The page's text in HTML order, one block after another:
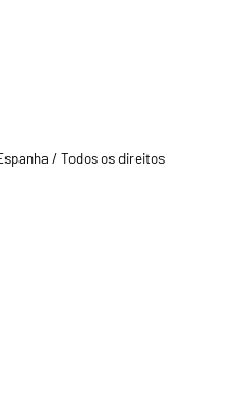
/ Todos os direitos